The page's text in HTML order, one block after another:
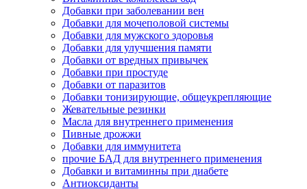
Добавки при заболевании вен
Добавки для мочеполовой системы
Добавки для мужского здоровья
Добавки для улучшения памяти
Добавки от вредных привычек
Добавки при простуде
Добавки от паразитов
Добавки тонизирующие, общеукрепляющие
Жевательные резинки
Масла для внутреннего применения
Пивные дрожжи
Добавки для иммунитета
прочие БАД для внутреннего применения
Добавки и витаминны при диабете
Антиоксиданты